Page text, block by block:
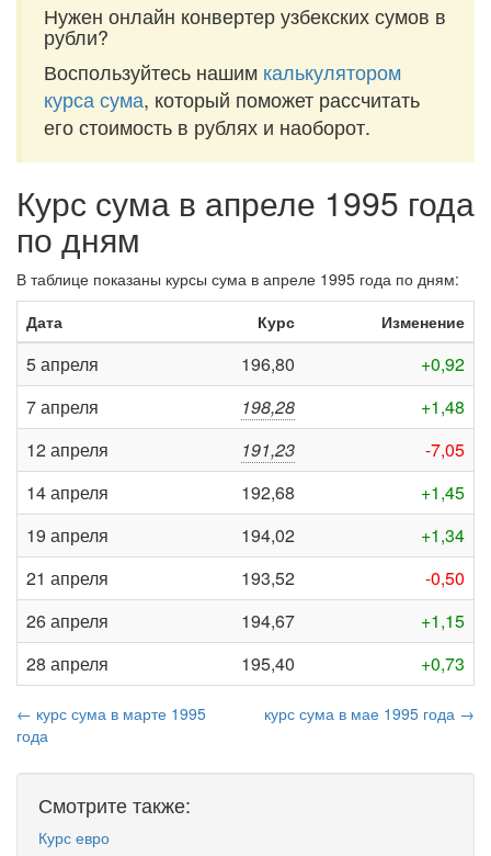
Нужен онлайн конвертер узбекских сумов в
рубли?
Воспользуйтесь нашим калькулятором
курса сума, который поможет рассчитать
его стоимость в рублях и наоборот.
Курс сума в апреле 1995 года
по дням
В таблице показаны курсы сума в апреле 1995 года по дням:
Дата
Курс Изменение
5 апреля 196,80
+0,92
7 апреля
198,28
+1,48
12 апреля
191,23
-7,05
14 апреля
192,68
+1,45
19 апреля
194,02
+1,34
21 апреля
193,52
-0,50
26 апреля
194,67
+1,15
28 апреля
195,40 +0,73
← курс сума в марте 1995
года
курс сума в мае 1995 года →
Смотрите также:
Курс евро